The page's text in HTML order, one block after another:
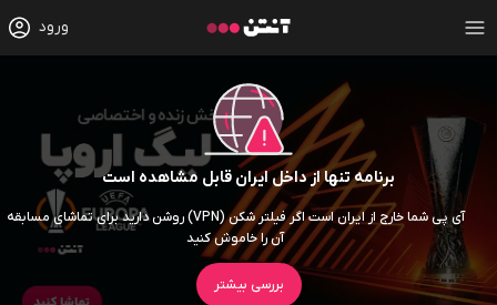
ورود
برنامه تنها از داخل ایران قابل مشاهده است
آی پی شما خارج از ایران است اگر فیلتر شکن (VPN) روشن دارید برای تماشای مسابقه
آن را خاموش کنید
بررسی بیشتر